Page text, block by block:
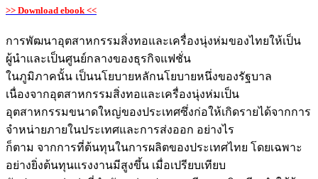
>> Download ebook <<
การพัฒนาอุตสาหกรรมสิ่งทอและเครื่องนุ่งห่มของไทยให้เป็น
ผู้นำและเป็นศูนย์กลางของธุรกิจแฟชั่น
ในภูมิภาคนั้น เป็นนโยบายหลักนโยบายหนึ่งของรัฐบาล
เนื่องจากอุตสาหกรรมสิ่งทอและเครื่องนุ่งห่มเป็น
อุตสาหกรรมขนาดใหญ่ของประเทศซึ่งก่อให้เกิดรายได้จากการ
จำหน่ายภายในประเทศและการส่งออก อย่างไร
ก็ตาม จากการที่ต้นทุนในการผลิตของประเทศไทย โดยเฉพาะ
อย่างยิ่งต้นทุนแรงงานมีสูงขึ้น เมื่อเปรียบเทียบ